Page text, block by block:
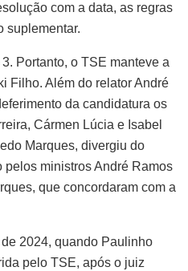
com a data, as regras
suplementar.
Portanto, o TSE manteve a
Filho. Além do relator André
da candidatura os
Cármen Lúcia e Isabel
Marques, divergiu do
pelos ministros André Ramos
que concordaram com a
2024, quando Paulinho
pelo TSE, após o juiz